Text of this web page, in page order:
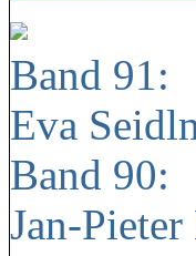
Band 91:
Eva
Band 90:
Jan-